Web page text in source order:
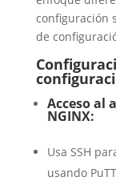
configuración
de
Acceso al
NGINX:
Usa SSH
usando